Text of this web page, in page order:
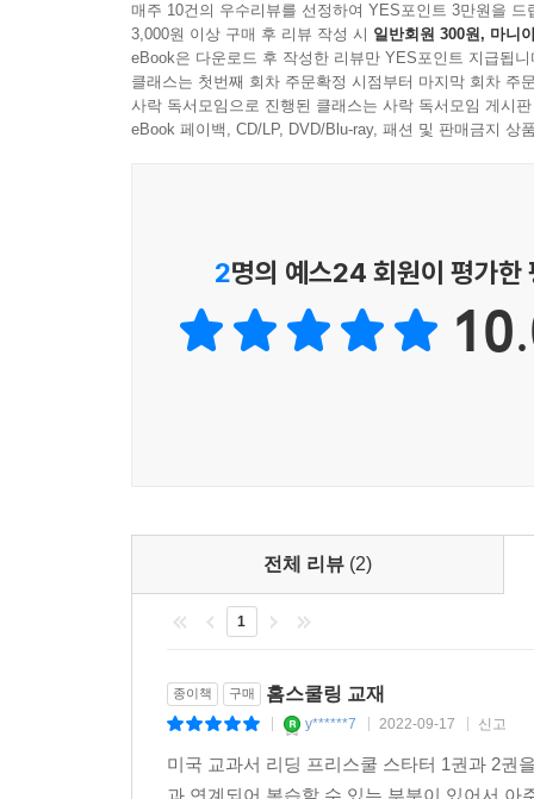
매주 10건의 우수리뷰를 선정하여 YES포인트 3만원을 드
3,000원 이상 구매 후 리뷰 작성 시 일반회원 300원, 마니
eBook은 다운로드 후 작성한 리뷰만 YES포인트 지급됩니
클래스는 첫번째 회차 주문확정 시점부터 마지막 회차 주
사락 독서모임으로 진행된 클래스는 사락 독서모임 게시
eBook 페이백, CD/LP, DVD/Blu-ray, 패션 및 판매금지 상
2명의 예스24 회원이 평가한
전체 리뷰 (2)
1
종이책 구매 홈스쿨링 교재
y******7 2022-09-17 신고
미국 교과서 리딩 프리스쿨 스타터 1권과 2권